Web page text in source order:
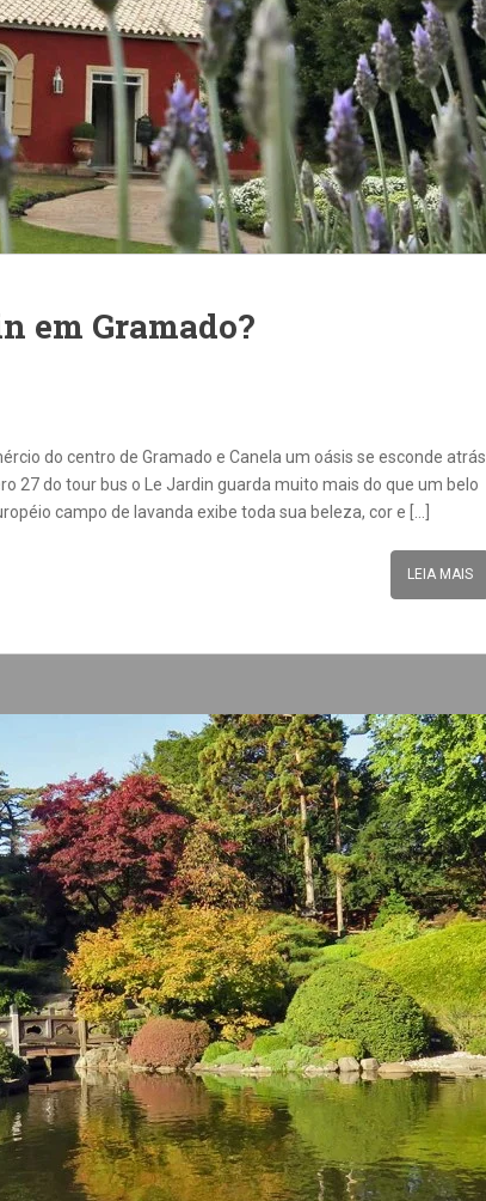
em Gramado?
do centro de Gramado e Canela um oásis se esconde atrás
27 do tour bus o Le Jardin guarda muito mais do que um belo
campo de lavanda exibe toda sua beleza, cor e […]
LEIA MAIS